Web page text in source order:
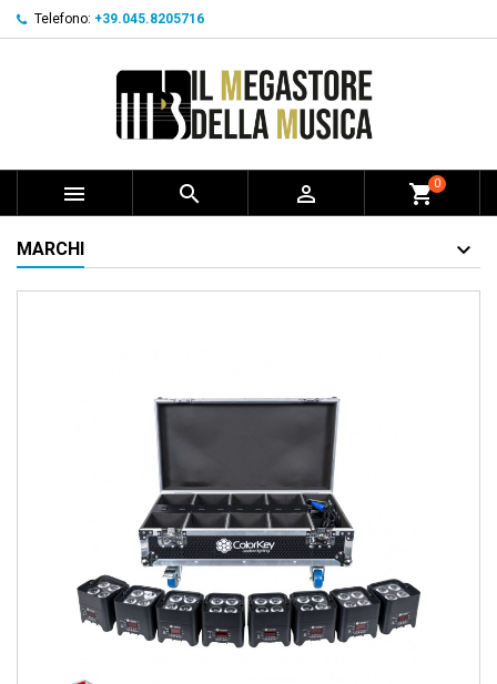
Telefono: +39.045.8205716
   shopping_cart0
MARCHI